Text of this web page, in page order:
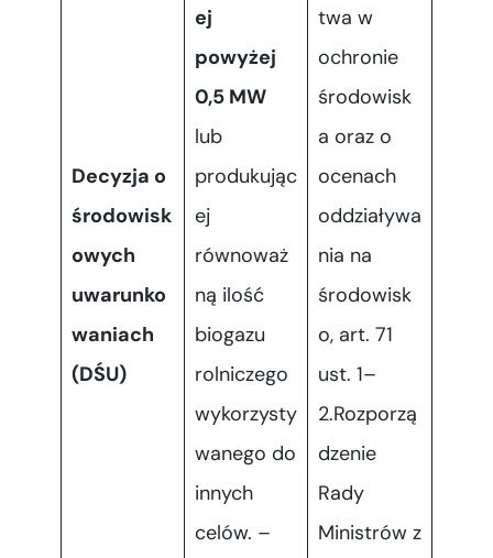
Decyzja o
środowisk
owych
uwarunko
waniach
(DŚU)
ej
powyżej
0,5 MW
lub
produkując
ej
równoważ
ną ilość
biogazu
rolniczego
wykorzysty
wanego do
innych
celów. –
twa w
ochronie
środowisk
a oraz o
ocenach
oddziaływa
nia na
środowisk
o, art. 71
ust. 1–
2.Rozporzą
dzenie
Rady
Ministrów z